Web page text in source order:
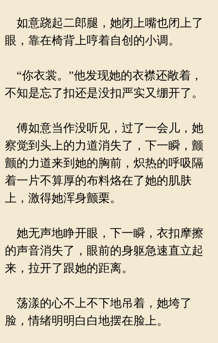
如意跷起二郎腿，她闭上嘴也闭上了
眼，靠在椅背上哼着自创的小调。
“你衣裳。”他发现她的衣襟还敞着，
不知是忘了扣还是没扣严实又绷开了。
傅如意当作没听见，过了一会儿，她
察觉到头上的力道消失了，下一瞬，颤
颤的力道来到她的胸前，炽热的呼吸隔
着一片不算厚的布料烙在了她的肌肤
上，激得她浑身颤栗。
她无声地睁开眼，下一瞬，衣扣摩擦
的声音消失了，眼前的身躯急速直立起
来，拉开了跟她的距离。
荡漾的心不上不下地吊着，她垮了
脸，情绪明明白白地摆在脸上。